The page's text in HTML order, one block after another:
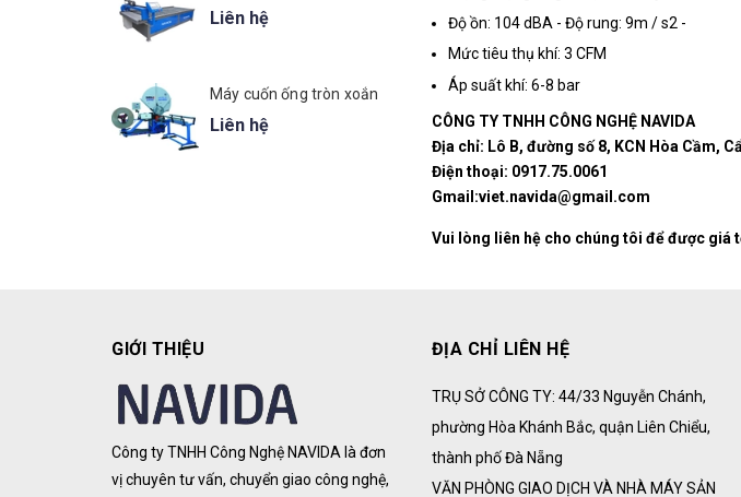
Độ ồn: 104 dBA - Độ rung: 9m / s2 -
Mức tiêu thụ khí: 3 CFM
Áp suất khí: 6-8 bar
CÔNG TY TNHH CÔNG NGHỆ NAVIDA
Địa chỉ: Lô B, đường số 8, KCN Hòa Cầm,
Điện thoại: 0917.75.0061
Gmail:viet.navida@gmail.com
Vui lòng liên hệ cho chúng tôi để được giá
Liên hệ
Máy cuốn ống tròn xoắn
Liên hệ
GIỚI THIỆU
Công ty TNHH Công Nghệ NAVIDA là đơn
vị chuyên tư vấn, chuyển giao công nghệ,
ĐỊA CHỈ LIÊN HỆ
TRỤ SỞ CÔNG TY: 44/33 Nguyễn Chánh,
phường Hòa Khánh Bắc, quận Liên Chiểu,
thành phố Đà Nẵng
VĂN PHÒNG GIAO DỊCH VÀ NHÀ MÁY SẢN